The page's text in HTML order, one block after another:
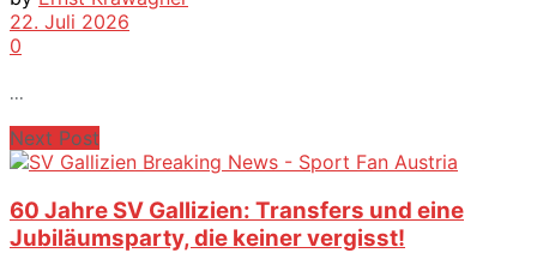
22. Juli 2026
0
...
Next Post
60 Jahre SV Gallizien: Transfers und eine
Jubiläumsparty, die keiner vergisst!